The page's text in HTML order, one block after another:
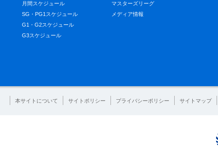
月間スケジュール
SG・PG1スケジュール
G1・G2スケジュール
G3スケジュール
マスターズリーグ
メディア情報
本サイトについて サイトポリシー プライバシーポリシー サイトマップ